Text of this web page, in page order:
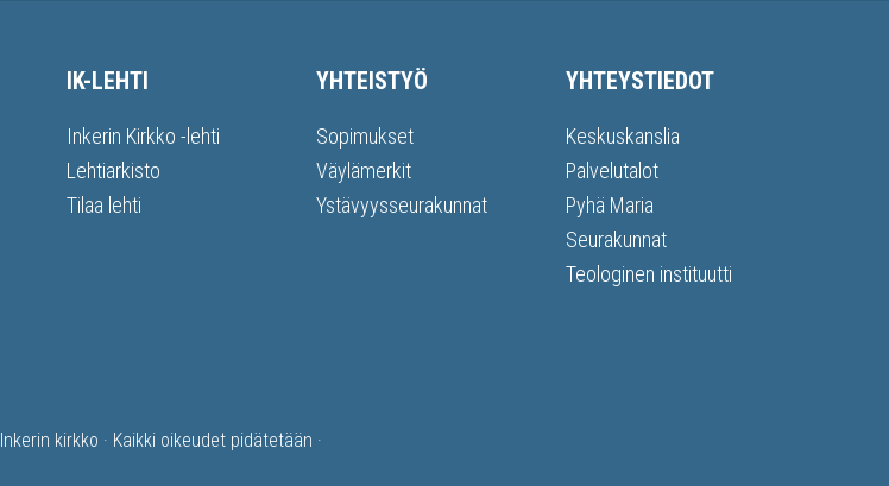
IK-LEHTI
Inkerin Kirkko -lehti
Lehtiarkisto
Tilaa lehti
YHTEISTYÖ
Sopimukset
Väylämerkit
Ystävyysseurakunnat
YHTEYSTIEDOT
Keskuskanslia
Palvelutalot
Pyhä Maria
Seurakunnat
Teologinen instituutti
Inkerin kirkko · Kaikki oikeudet pidätetään ·